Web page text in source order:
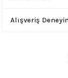
Alışveriş